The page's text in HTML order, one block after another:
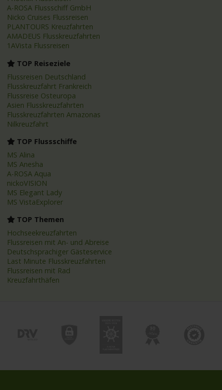
A-ROSA Flussschiff GmbH
Nicko Cruises Flussreisen
PLANTOURS Kreuzfahrten
AMADEUS Flusskreuzfahrten
1AVista Flussreisen
TOP Reiseziele
Flussreisen Deutschland
Flusskreuzfahrt Frankreich
Flussreise Osteuropa
Asien Flusskreuzfahrten
Flusskreuzfahrten Amazonas
Nilkreuzfahrt
TOP Flussschiffe
MS Alina
MS Anesha
A-ROSA Aqua
nickoVISION
MS Elegant Lady
MS VistaExplorer
TOP Themen
Hochseekreuzfahrten
Flussreisen mit An- und Abreise
Deutschsprachiger Gästeservice
Last Minute Flusskreuzfahrten
Flussreisen mit Rad
Kreuzfahrthäfen